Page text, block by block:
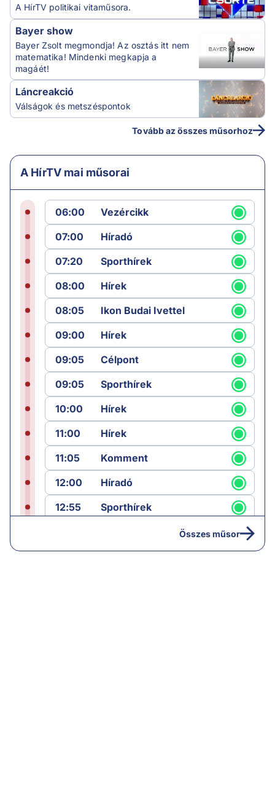
A HírTV politikai vitaműsora.
Bayer show
Bayer Zsolt megmondja! Az osztás itt nem
matematika! Mindenki megkapja a
magáét!
Láncreakció
Válságok és metszéspontok
Tovább az összes műsorhoz
A HírTV mai műsorai
06:00
Vezércikk
07:00
Híradó
07:20
Sporthírek
08:00
Hírek
08:05
Ikon Budai Ivettel
09:00
Hírek
09:05
Célpont
09:05
Sporthírek
10:00
Hírek
11:00
Hírek
11:05
Komment
12:00
Híradó
12:55
Sporthírek
Összes műsor